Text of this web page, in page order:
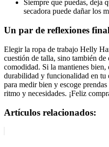
Siempre que puedas, deja
secadora puede dañar los
Un par de reflexiones
Elegir la ropa de trabajo Helly
cuestión de talla, sino también
comodidad. Si la mantienes bien,
durabilidad y funcionalidad en tu
para medir bien y escoge
ritmo y necesidades. ¡Feliz
Artículos relacionados: